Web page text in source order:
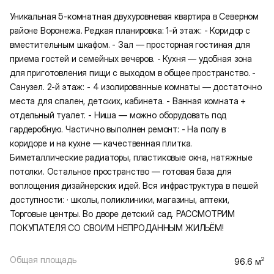
Уникальная 5-комнатная двухуровневая квартира в Северном
районе Воронежа. Редкая планировка: 1-й этаж: - Коридор с
вместительным шкафом. - Зал — просторная гостиная для
приема гостей и семейных вечеров. - Кухня — удобная зона
для приготовления пищи с выходом в общее пространство. -
Санузел. 2-й этаж: - 4 изолированные комнаты — достаточно
места для спален, детских, кабинета. - Ванная комната +
отдельный туалет. - Ниша — можно оборудовать под
гардеробную. Частично выполнен ремонт: - На полу в
коридоре и на кухне — качественная плитка.
Биметаллические радиаторы, пластиковые окна, натяжные
потолки. Остальное пространство — готовая база для
воплощения дизайнерских идей. Вся инфраструктура в пешей
доступности: · школы, поликлиники, магазины, аптеки,
Торговые центры. Во дворе детский сад. РАССМОТРИМ
ПОКУПАТЕЛЯ СО СВОИМ НЕПРОДАННЫМ ЖИЛЬЁМ!
Общая площадь 96.6 м2